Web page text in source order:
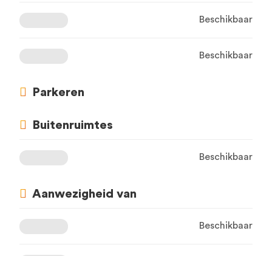
Beschikbaar
Beschikbaar
Parkeren
Buitenruimtes
Beschikbaar
Aanwezigheid van
Beschikbaar